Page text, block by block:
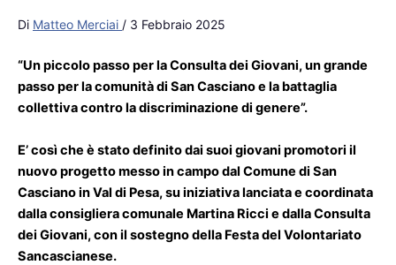
Di Matteo Merciai / 3 Febbraio 2025
“Un piccolo passo per la Consulta dei Giovani, un grande
passo per la comunità di San Casciano e la battaglia
collettiva contro la discriminazione di genere”.
E’ così che è stato definito dai suoi giovani promotori il
nuovo progetto messo in campo dal Comune di San
Casciano in Val di Pesa, su iniziativa lanciata e coordinata
dalla consigliera comunale Martina Ricci e dalla Consulta
dei Giovani, con il sostegno della Festa del Volontariato
Sancascianese.